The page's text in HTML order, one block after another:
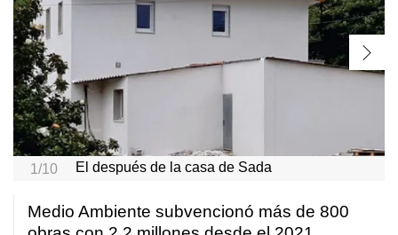
1/10 El después de la casa de Sada
Medio Ambiente subvencionó más de 800